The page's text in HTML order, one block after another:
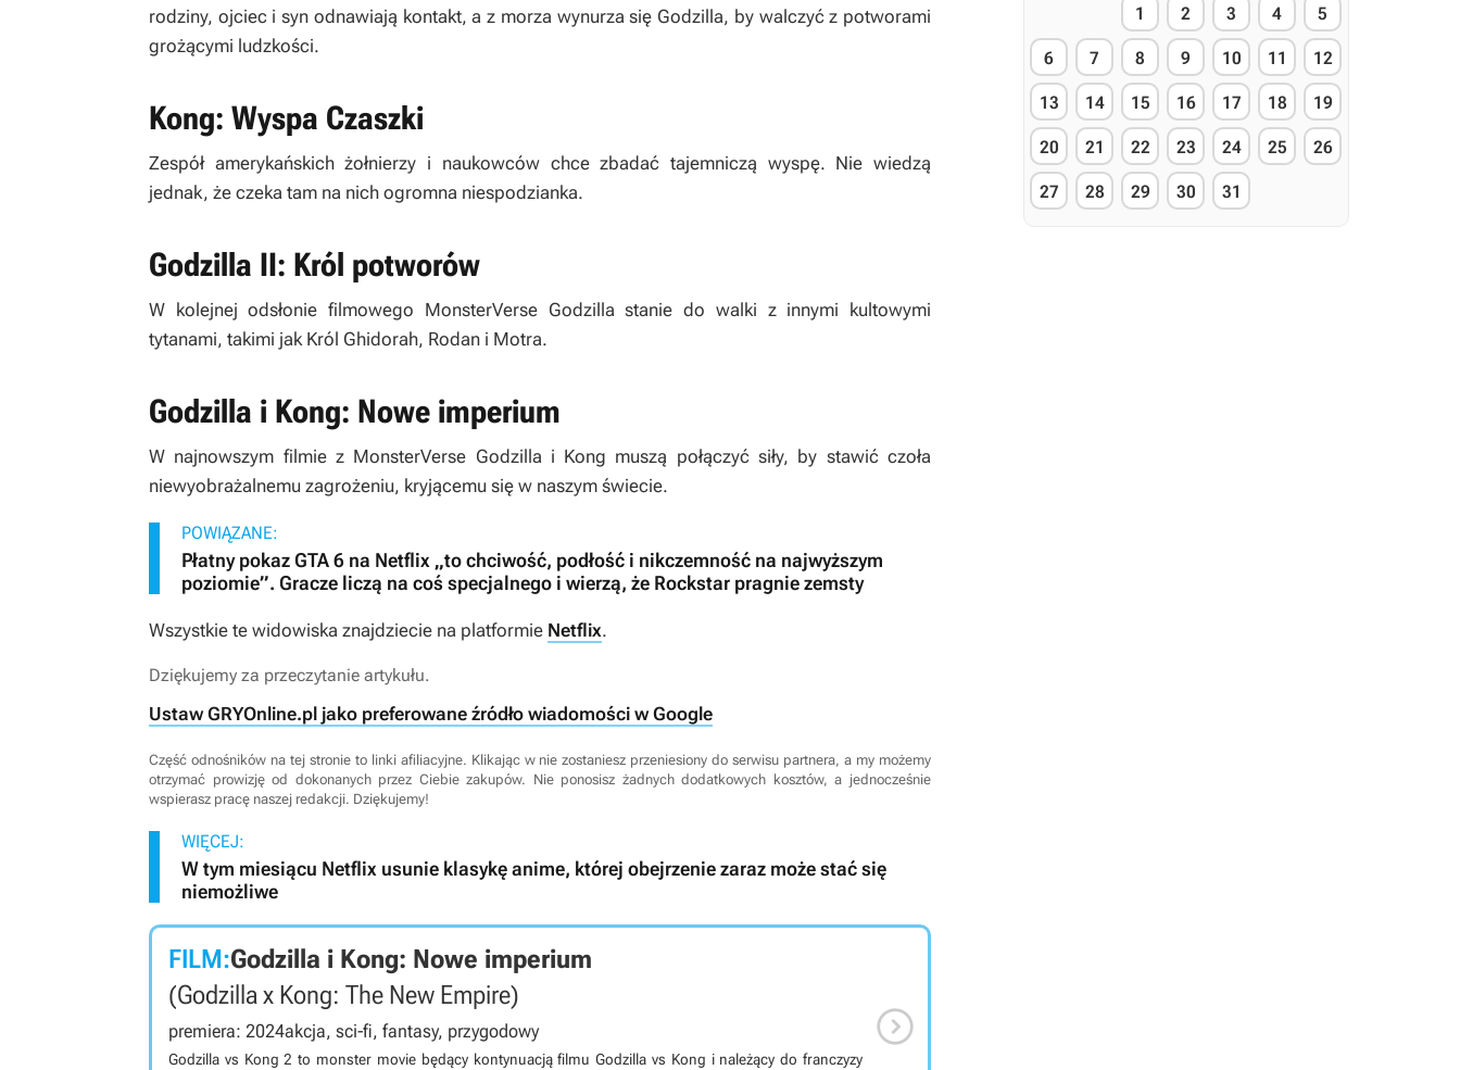
rodziny, ojciec i syn odnawiają kontakt, a z morza wynurza się Godzilla, by walczyć z potworami
grożącymi ludzkości.
Kong: Wyspa Czaszki
Zespół amerykańskich żołnierzy i naukowców chce zbadać tajemniczą wyspę. Nie wiedzą
jednak, że czeka tam na nich ogromna niespodzianka.
Godzilla II: Król potworów
W kolejnej odsłonie filmowego MonsterVerse Godzilla stanie do walki z innymi kultowymi
tytanami, takimi jak Król Ghidorah, Rodan i Motra.
Godzilla i Kong: Nowe imperium
W najnowszym filmie z MonsterVerse Godzilla i Kong muszą połączyć siły, by stawić czoła
niewyobrażalnemu zagrożeniu, kryjącemu się w naszym świecie.
POWIĄZANE:
Płatny pokaz GTA 6 na Netflix „to chciwość, podłość i nikczemność na najwyższym
poziomie”. Gracze liczą na coś specjalnego i wierzą, że Rockstar pragnie zemsty
Wszystkie te widowiska znajdziecie na platformie Netflix.
Dziękujemy za przeczytanie artykułu.
Ustaw GRYOnline.pl jako preferowane źródło wiadomości w Google
Część odnośników na tej stronie to linki afiliacyjne. Klikając w nie zostaniesz przeniesiony do serwisu partnera, a my możemy
otrzymać prowizję od dokonanych przez Ciebie zakupów. Nie ponosisz żadnych dodatkowych kosztów, a jednocześnie
wspierasz pracę naszej redakcji. Dziękujemy!
WIĘCEJ:
W tym miesiącu Netflix usunie klasykę anime, której obejrzenie zaraz może stać się
niemożliwe
FILM:Godzilla i Kong: Nowe imperium
(Godzilla x Kong: The New Empire)
premiera: 2024akcja, sci-fi, fantasy, przygodowy
Godzilla vs Kong 2 to monster movie będący kontynuacją filmu Godzilla vs Kong i należący do franczyzy

1 2 3 4 5
6 7 8 9 10 11 12
13 14 15 16 17 18 19
20 21 22 23 24 25 26
27 28 29 30 31